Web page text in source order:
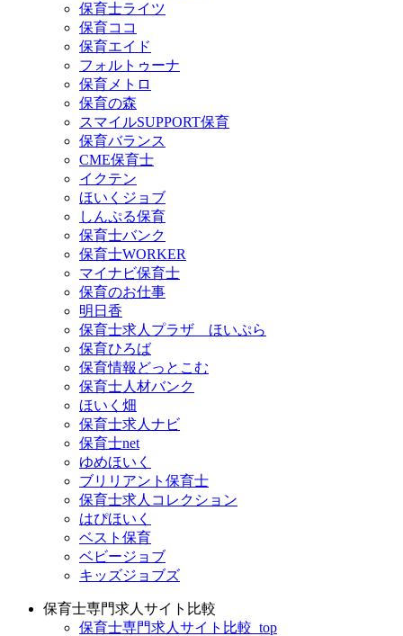
保育士ライツ
保育ココ
保育エイド
フォルトゥーナ
保育メトロ
保育の森
スマイルSUPPORT保育
保育バランス
CME保育士
イクテン
ほいくジョブ
しんぷる保育
保育士バンク
保育士WORKER
マイナビ保育士
保育のお仕事
明日香
保育士求人プラザ ほいぷら
保育ひろば
保育情報どっとこむ
保育士人材バンク
ほいく畑
保育士求人ナビ
保育士net
ゆめほいく
ブリリアント保育士
保育士求人コレクション
はぴほいく
ベスト保育
ベビージョブ
キッズジョブズ
保育士専門求人サイト比較
保育士専門求人サイト比較_top